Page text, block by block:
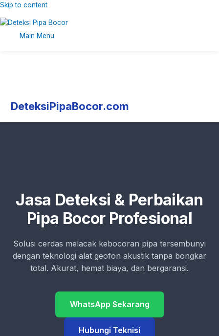
Skip to content
Main Menu
DeteksiPipaBocor.com
Jasa Deteksi & Perbaikan
Pipa Bocor Profesional
Solusi cerdas melacak kebocoran pipa tersembunyi
dengan teknologi alat geofon akustik tanpa bongkar
total. Akurat, hemat biaya, dan bergaransi.
WhatsApp Sekarang
Hubungi Teknisi